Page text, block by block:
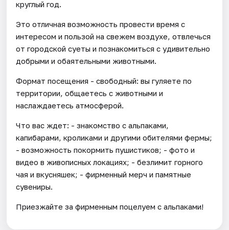
круглый год.
Это отличная возможность провести время с
интересом и пользой на свежем воздухе, отвлечься
от городской суеты и познакомиться с удивительно
добрыми и обаятельными животными.
Формат посещения - свободный: вы гуляете по
территории, общаетесь с животными и
наслаждаетесь атмосферой.
Что вас ждет: - знакомство с альпаками,
капибарами, кроликами и другими обителями фермы;
- возможность покормить пушистиков; - фото и
видео в живописных локациях; - безлимит горного
чая и вкусняшек; - фирменный мерч и памятные
сувениры.
Приезжайте за фирменным поцелуем с альпаками!